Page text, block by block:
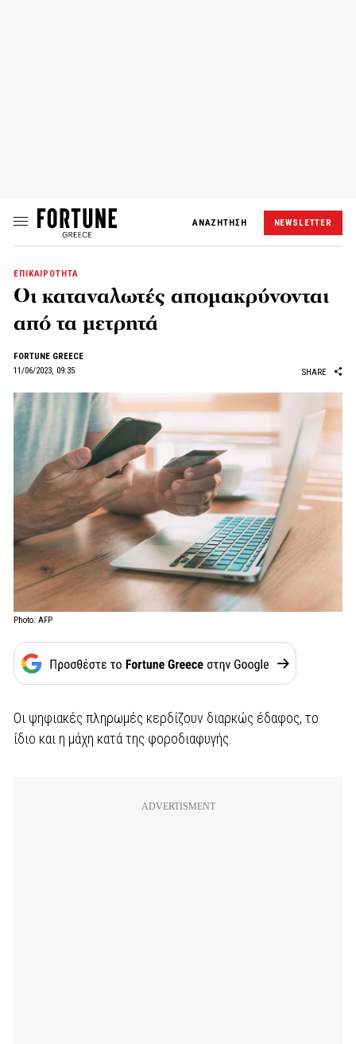
ΑΝΑΖΗΤΗΣΗ NEWSLETTER
ΕΠΙΚΑΙΡΟΤΗΤΑ
Οι καταναλωτές απομακρύνονται
από τα μετρητά
FORTUNE GREECE
11/06/2023, 09:35
SHARE
Photo: AFP
Οι ψηφιακές πληρωμές κερδίζουν διαρκώς έδαφος, το
ίδιο και η μάχη κατά της φοροδιαφυγής.